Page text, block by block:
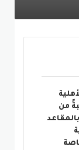
من